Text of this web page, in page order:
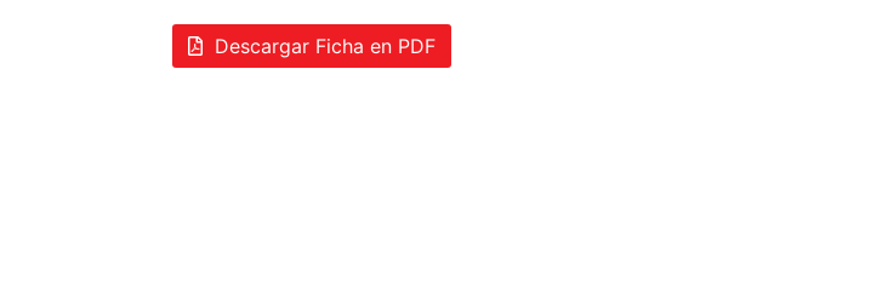
Descargar Ficha en PDF